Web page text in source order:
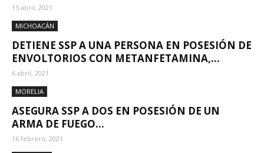
15 abril, 2021
MICHOACÁN
DETIENE SSP A UNA PERSONA EN POSESIÓN DE
ENVOLTORIOS CON METANFETAMINA,...
6 abril, 2021
MORELIA
ASEGURA SSP A DOS EN POSESIÓN DE UN
ARMA DE FUEGO...
16 febrero, 2021